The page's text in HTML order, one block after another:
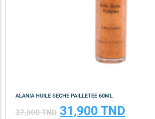
ALANIA HUILE SECHE PAILLETEE 60ML
37,000TND 31,900 TND